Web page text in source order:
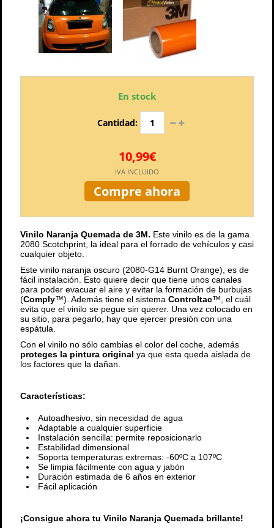
En stock
Cantidad:
10,99€
IVA INCLUIDO
Compre ahora
Vinilo Naranja Quemada de 3M. Este vinilo es de la gama
2080 Scotchprint, la ideal para el forrado de vehículos y casi
cualquier objeto.
Este vinilo naranja oscuro (2080-G14 Burnt Orange), es de
fácil instalación. Esto quiere decir que tiene unos canales
para poder evacuar el aire y evitar la formación de burbujas
(Comply™). Además tiene el sistema Controltac™, el cuál
evita que el vinilo se pegue sin querer. Una vez colocado en
su sitio, para pegarlo, hay que ejercer presión con una
espátula.
Con el vinilo no sólo cambias el color del coche, además
proteges la pintura original ya que esta queda aislada de
los factores que la dañan.
Características:
Autoadhesivo, sin necesidad de agua
Adaptable a cualquier superficie
Instalación sencilla: permite reposicionarlo
Estabilidad dimensional
Soporta temperaturas extremas: -60ºC a 107ºC
Se limpia fácilmente con agua y jabón
Duración estimada de 6 años en exterior
Fácil aplicación
¡Consigue ahora tu Vinilo Naranja Quemada brillante!